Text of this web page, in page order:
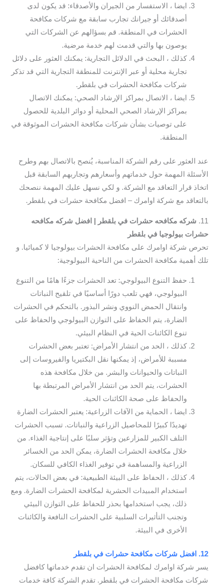
ايضا ، الاستفسار من الجيران والأصدقاء: قد يكون لدى
أصدقائك أو جيرانك تجارب سابقة مع شركات مكافحة
الحشرات في المنطقة. قم بسؤالهم عن الشركات التي
يوصون بها والتي قدمت لهم خدمة مرضية.
كذلك ، البحث في الدلائل التجارية: يمكنك العثور على دلائل
تجارية محلية أو عبر الإنترنت للمنطقة التجارية التي قد تذكر
شركات مكافحة الحشرات في بلقطر.
ايضا ، الاتصال بمراكز الإرشاد الصحي: يمكنك الاتصال
بمراكز الإرشاد الصحي المحلية أو دوائر البلدية للحصول
على توصيات بشأن شركات مكافحة الحشرات الموثوقة في
المنطقة.
عند العثور على رقم الشركة المناسبة، يُنصح بالاتصال بهم وطرح
الأسئلة المهمة حول خدماتهم وأسعارهم وتجاربهم السابقة قبل
اتخاذ قرار التعاقد مع الشركة. و لكي نسهل عليك المهمة ننصحك
بالتعاقد مع شركة اوامرك – افضل مكافحة حشرات في بلقطر.
11.
شركه مكافحه حشرات في بلقطر | افضل شركه مكافحه
حشرات بيولوجيا في بلقطر
تحرص شركة اوامرك على مكافحة الحشرات بيولوجيا لا كميائيا. و
تلك أهمية مكافحة الحشرات من الناحية البيولوجية:
حفظ التنوع البيولوجي: تعد الحشرات جزءًا هامًا من التنوع
البيولوجي، فهي تلعب دورًا أساسيًا في تلقيح النباتات
وانتقال الحمض النووي ونشر البذور. بالتحكم في الحشرات
الضارة، يتم الحفاظ على التوازن البيولوجي والحفاظ على
تنوع الكائنات الحية في النظام البيئي.
كذلك ، الحد من انتشار الأمراض: تعتبر بعض الحشرات
مسببة للأمراض، إذ يمكنها نقل البكتيريا والفيروسات إلى
النباتات والحيوانات والبشر. من خلال مكافحة هذه
الحشرات، يتم الحد من انتشار الأمراض المرتبطة بها
والحفاظ على صحة الكائنات الحية.
ايضا ، الحماية من الآفات الزراعية: يعتبر الحشرات الضارة
تهديدًا كبيرًا للمحاصيل الزراعية والنباتات. تسبب الحشرات
التلف الكبير للمزارعين وتؤثر سلبًا على إنتاجية الغذاء. من
خلال مكافحة الحشرات الضارة، يمكن الحد من الخسائر
الزراعية والمساهمة في توفير الغذاء الكافي للسكان.
كذلك ، الحفاظ على البيئة الطبيعية: في بعض الحالات، يتم
استخدام المبيدات الحشرية لمكافحة الحشرات الضارة. ومع
ذلك، يجب استخدامها بحذر للحفاظ على التوازن البيئي
وتجنب التأثيرات السلبية على الحشرات النافعة والكائنات
الأخرى في البيئة.
12. افضل شركات مكافحة حشرات في بلقطر
يسر شركة اوامرك لمكافحة الحشرات ان تقدم خدماتها كافضل
شركات مكافحة الحشرات في بلقطر. تقدم الشركة كافة خدمات